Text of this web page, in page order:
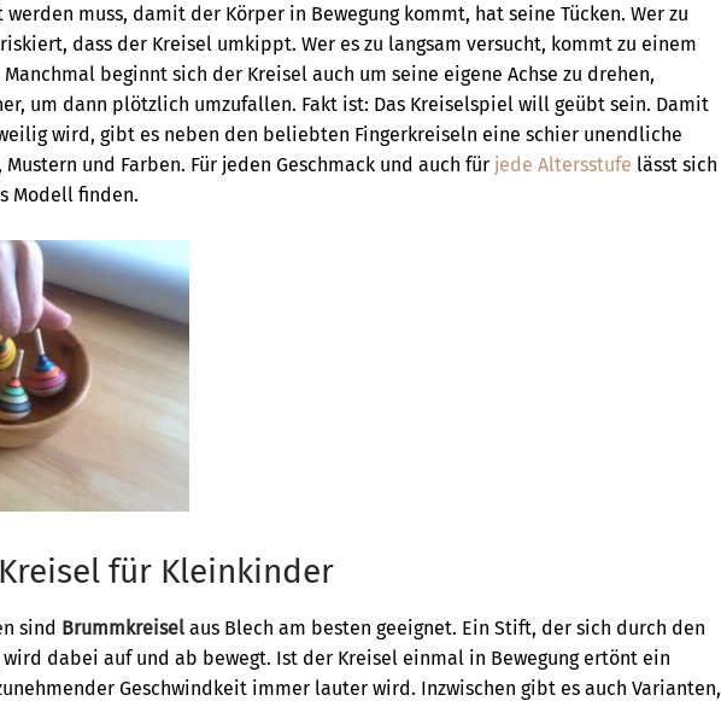
werden muss, damit der Körper in Bewegung kommt, hat seine Tücken. Wer zu
dass der Kreisel umkippt. Wer es zu langsam versucht, kommt zu einem
beginnt sich der Kreisel auch um seine eigene Achse zu drehen,
um dann plötzlich umzufallen. Fakt ist: Das Kreiselspiel will geübt sein. Damit
wird, gibt es neben den beliebten Fingerkreiseln eine schier unendliche
und Farben. Für jeden Geschmack und auch für jede Altersstufe lässt sich
Modell finden.
für Kleinkinder
sind Brummkreiselaus Blech am besten geeignet. Ein Stift, der sich durch den
dabei auf und ab bewegt. Ist der Kreisel einmal in Bewegung ertönt ein
Geschwindkeit immer lauter wird. Inzwischen gibt es auch Varianten,